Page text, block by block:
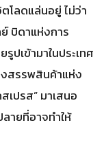
โลดแล่นอยู่ ไม่ว่า
บิดาแห่งการ
ปเข้ามาในประเทศ
งสรรพสินค้าแห่ง
เปรส” มาเสนอ
ายที่อาจทำให้